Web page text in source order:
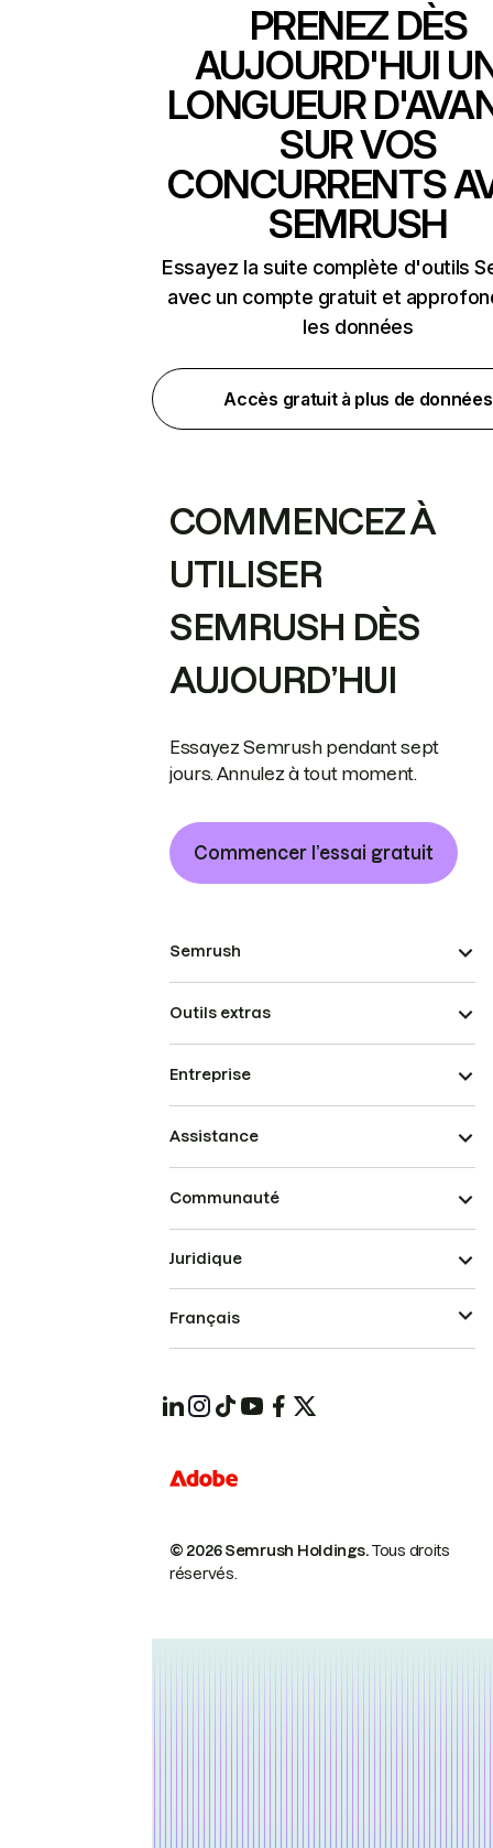
PRENEZ DÈS
AUJOURD'HUI
LONGUEUR
SUR VOS
CONCURRENTS
SEMRUSH
Essayez la suite complète d'outils
avec un compte gratuit et
les données
Accès gratuit à plus de données
COMMENCEZ À
UTILISER
SEMRUSH DÈS
AUJOURD’HUI
Essayez Semrush pendant sept
jours. Annulez à tout moment.
Commencer l’essai gratuit
Semrush
Outils extras
Entreprise
Assistance
Communauté
© 2026 Semrush Holdings.Tous droits
réservés.
Juridique
Français